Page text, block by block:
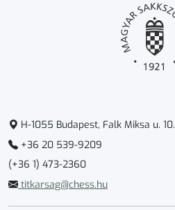
H-1055 Budapest, Falk Miksa u. 10.
+36 20 539-9209
(+36 1) 473-2360
titkarsag@chess.hu